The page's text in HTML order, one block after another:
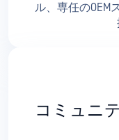
ル、専任のOEM
コミュニ